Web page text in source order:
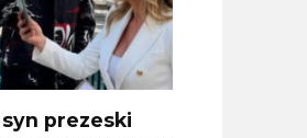
prezeski